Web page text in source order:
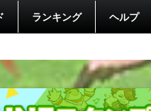
ランキング ヘルプ